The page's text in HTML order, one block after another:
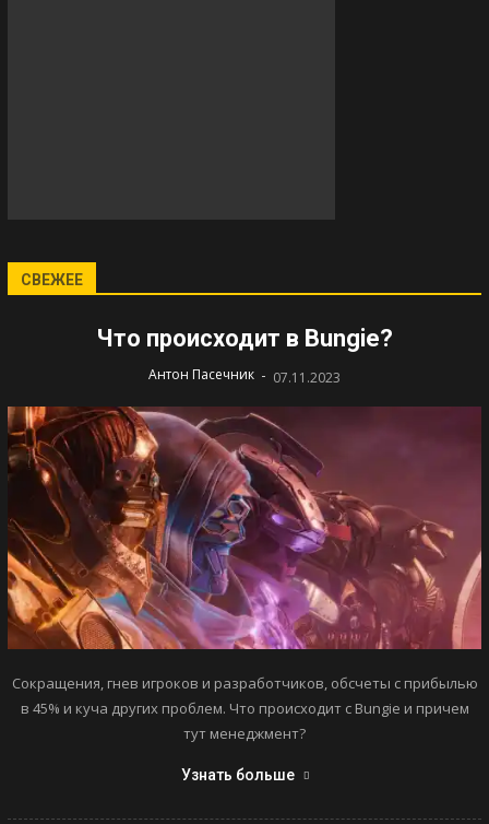
СВЕЖЕЕ
Что происходит в Bungie?
Антон Пасечник - 07.11.2023
Сокращения, гнев игроков и разработчиков, обсчеты с прибылью
в 45% и куча других проблем. Что происходит с Bungie и причем
тут менеджмент?
Узнать больше